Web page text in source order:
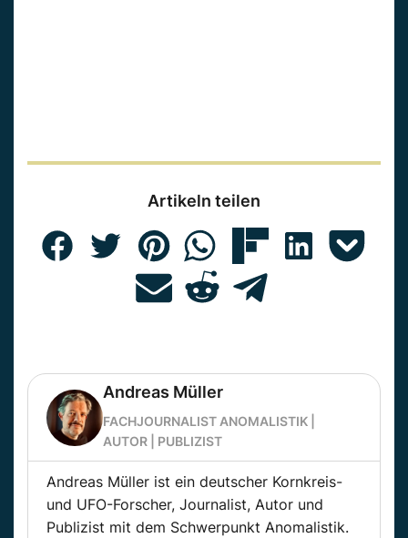
Artikeln teilen
Andreas Müller
FACHJOURNALIST ANOMALISTIK |
AUTOR | PUBLIZIST
Andreas Müller ist ein deutscher Kornkreis-
und UFO-Forscher, Journalist, Autor und
Publizist mit dem Schwerpunkt Anomalistik.